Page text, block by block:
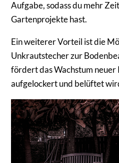
Aufgabe, sodass du mehr
Gartenprojekte hast.
Ein weiterer Vorteil ist die
Unkrautstecher zur
fördert das Wachstum neuer
aufgelockert und belüftet